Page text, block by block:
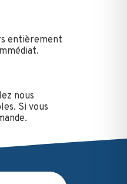
entièrement
nous
Si vous